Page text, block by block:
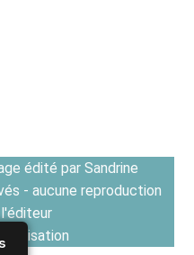
édité par Sandrine
- aucune reproduction